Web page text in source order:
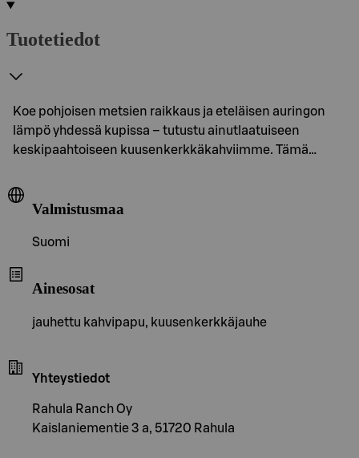
Tuotetiedot
Koe pohjoisen metsien raikkaus ja eteläisen auringon
lämpö yhdessä kupissa – tutustu ainutlaatuiseen
keskipaahtoiseen kuusenkerkkäkahviimme. Tämä…
Valmistusmaa
Suomi
Ainesosat
jauhettu kahvipapu, kuusenkerkkäjauhe
Yhteystiedot
Rahula Ranch Oy
Kaislaniementie 3 a, 51720 Rahula